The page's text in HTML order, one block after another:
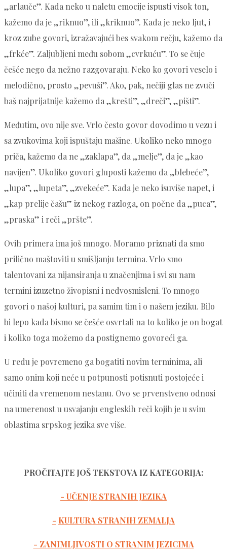
„arlauče”. Kada neko u naletu emocije ispusti visok ton,
kažemo da je „riknuo”, ili „kriknuo”. Kada je neko ljut, i
kroz zube govori, izražavajući bes svakom rečju, kažemo da
„frkće”. Zaljubljeni među sobom „cvrkuću”. To se čuje
češće nego da nežno razgovaraju. Neko ko govori veselo i
melodično, prosto „pevuši”. Ako, pak, nečiji glas ne zvuči
baš najprijatnije kažemo da „krešti”, „dreči”, „pišti”.
Međutim, ovo nije sve. Vrlo često govor dovodimo u vezu i
sa zvukovima koji ispuštaju mašine. Ukoliko neko mnogo
priča, kažemo da ne „zaklapa”, da „melje”, da je „kao
navijen”. Ukoliko govori gluposti kažemo da „blebeće”,
„lupa”, „lupeta”, „zvekeće”. Kada je neko isuviše napet, i
„kap prelije čašu” iz nekog razloga, on počne da „puca”,
„praska” i reči „pršte”.
Ovih primera ima još mnogo. Moramo priznati da smo
prilično maštoviti u smišljanju termina. Vrlo smo
talentovani za nijansiranja u značenjima i svi su nam
termini izuzetno živopisni i nedvosmisleni. To mnogo
govori o našoj kulturi, pa samim tim i o našem jeziku. Bilo
bi lepo kada bismo se češće osvrtali na to koliko je on bogat
i koliko toga možemo da postignemo govoreći ga.
U redu je povremeno ga bogatiti novim terminima, ali
samo onim koji neće u potpunosti potisnuti postojeće i
učiniti da vremenom nestanu. Ovo se prvenstveno odnosi
na umerenost u usvajanju engleskih reči kojih je u svim
oblastima srpskog jezika sve više.
PROČITAJTE JOŠ TEKSTOVA IZ KATEGORIJA:
- UČENJE STRANIH JEZIKA
- KULTURA STRANIH ZEMALJA
- ZANIMLJIVOSTI O STRANIM JEZICIMA